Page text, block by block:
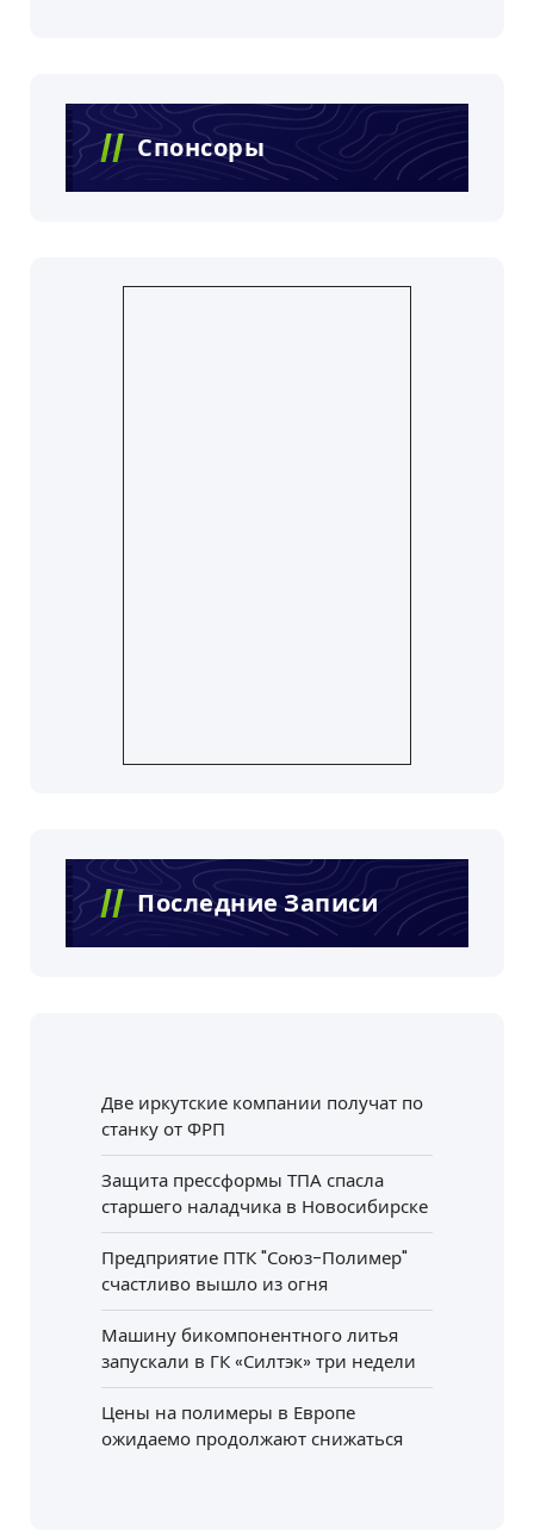
Спонсоры
Последние Записи
Две иркутские компании получат по
станку от ФРП
Защита прессформы ТПА спасла
старшего наладчика в Новосибирске
Предприятие ПТК "Союз-Полимер"
счастливо вышло из огня
Машину бикомпонентного литья
запускали в ГК «Силтэк» три недели
Цены на полимеры в Европе
ожидаемо продолжают снижаться